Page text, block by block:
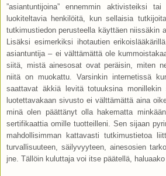
”asiantuntijoina” ennemmin aktivisteiksi
luokiteltavia henkilöitä, kun sellaisia
tutkimustiedon perusteella käyttäen niissäkin
Lisäksi esimerkiksi ihotautien erikoislääkärillä
asiantuntija – ei välttämättä ole
siitä, mistä ainesosat ovat peräisin, miten
niitä on muokattu. Varsinkin internetissä
saattavat äkkiä levitä totuuksina
luotettavakaan sivusto ei välttämättä aina
minä olen päättänyt olla hakematta
sertifikaattia omille tuotteilleni. Sen sijaan
mahdollisimman kattavasti tutkimustietoa
turvallisuuteen, säilyvyyteen, ainesosien
jne. Tällöin kuluttaja voi itse päätellä,